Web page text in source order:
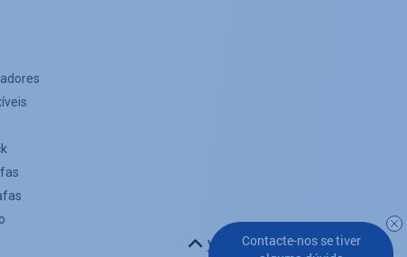
Contacte-nos se tiver
Voltar ao topo da página